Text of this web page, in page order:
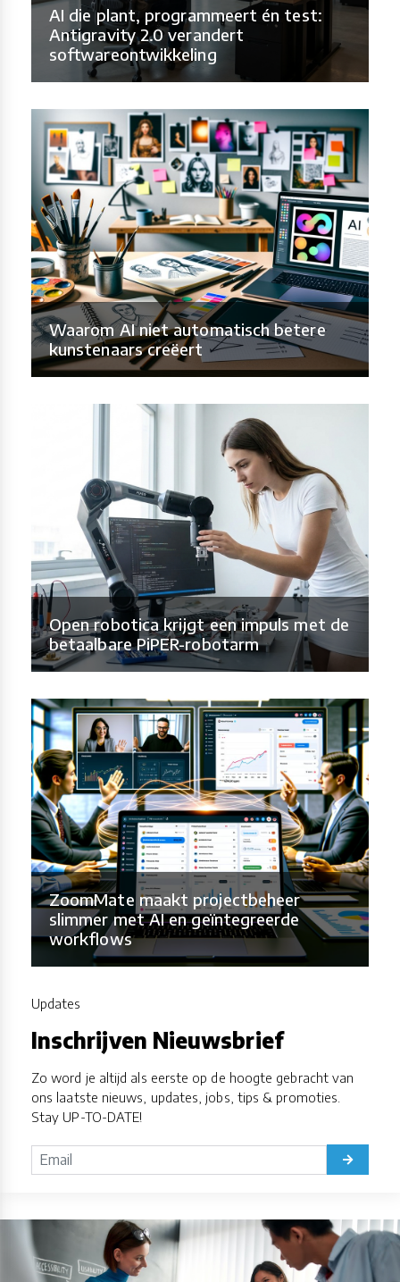
AI die plant, programmeert én test:
Antigravity 2.0 verandert
softwareontwikkeling
Waarom AI niet automatisch betere
kunstenaars creëert
Open robotica krijgt een impuls met de
betaalbare PiPER-robotarm
ZoomMate maakt projectbeheer
slimmer met AI en geïntegreerde
workflows
Updates
Inschrijven Nieuwsbrief
Zo word je altijd als eerste op de hoogte gebracht van
ons laatste nieuws, updates, jobs, tips & promoties.
Stay UP-TO-DATE!